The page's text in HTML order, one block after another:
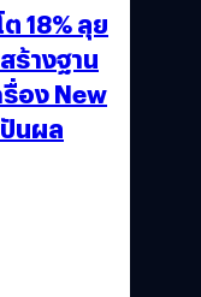
18% ลุย
ร้างฐาน
อง New
นผล